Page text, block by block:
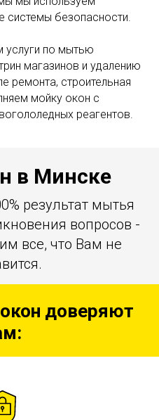
системы безопасности.
услуги по мытью
магазинов и удалению
ремонта, строительная
мойку окон с
реагентов.
в Минске
результат мытья
вопросов -
все, что Вам не
доверяют